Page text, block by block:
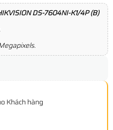
DS-7604NI-K1/4P (B)
Khách hàng